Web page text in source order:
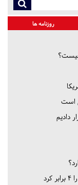
روزنامه ها
چیست؟
است
دادیم